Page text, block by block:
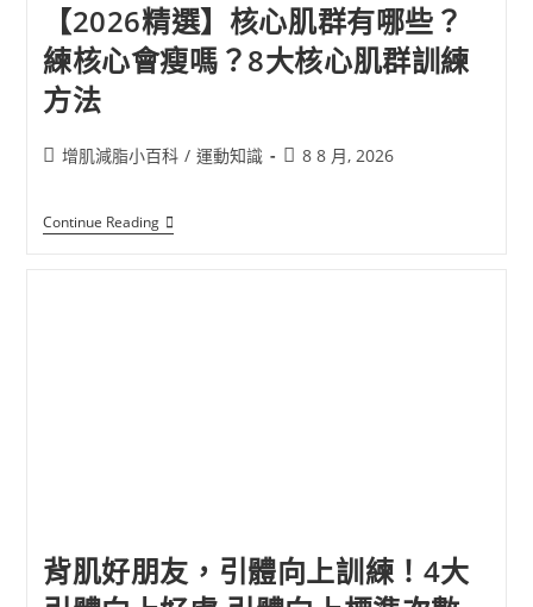
【2026精選】核心肌群有哪些？
練核心會瘦嗎？8大核心肌群訓練
方法
增肌減脂小百科 / 運動知識 8 8 月, 2026
Continue Reading
背肌好朋友，引體向上訓練！4大